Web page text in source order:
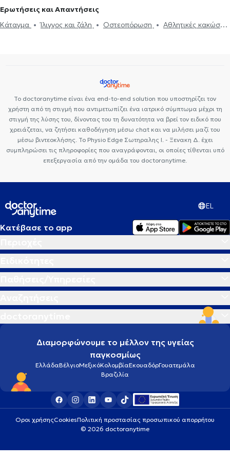
Ερωτήσεις και Απαντήσεις
Κάταγμα
Ίλιγγος και ζάλη Οστεοπόρωση
Αθλητικές κακώσεις
Το doctoranytime είναι ένα end-to-end solution που υποστηρίζει τον
χρήστη από τη στιγμή που αντιμετωπίζει ένα ιατρικό σύμπτωμα μέχρι τη
στιγμή της λύσης του, δίνοντας του τη δυνατότητα να βρεί τον ειδικό που
χρειάζεται, να ζητήσει καθοδήγηση μέσω chat και να μιλήσει μαζί του
μέσω βιντεοκλήσης. Το Physio Edge Σωτηραλης Ι. - Ξενακη Δ. έχει
συμπληρώσει τις πληροφορίες που αναγράφονται, οι οποίες τίθενται υπό
επεξεργασία από την ομάδα του doctoranytime.
EL
Κατέβασε το app
Διαμορφώνουμε το μέλλον της υγείας
παγκοσμίως
ΕλλάδαΒέλγιοΜεξικόΚολομβίαΕκουαδόρΓουατεμάλα
Βραζιλία
Οροι χρήσηςCookiesΠολιτική προστασίας προσωπικού απορρήτου
© 2026 doctoranytime